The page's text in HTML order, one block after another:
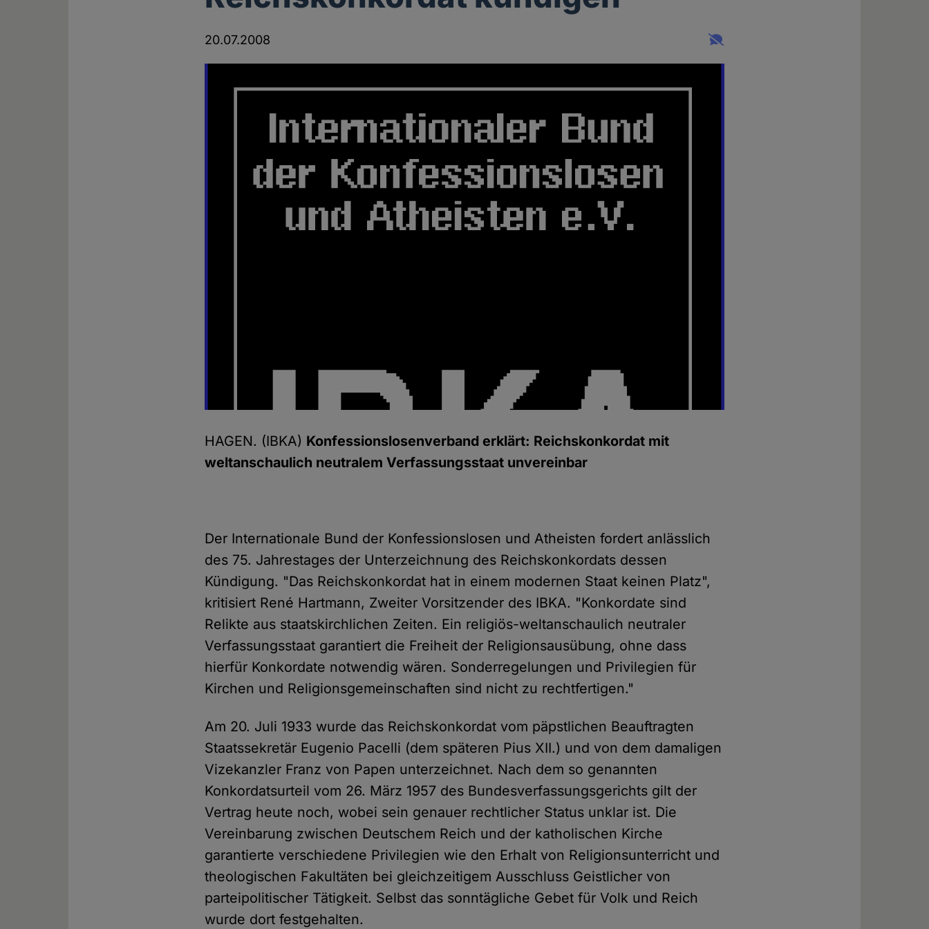
20.07.2008
HAGEN. (IBKA) Konfessionslosenverband erklärt: Reichskonkordat mit
weltanschaulich neutralem Verfassungsstaat unvereinbar
Der Internationale Bund der Konfessionslosen und Atheisten fordert anlässlich
des 75. Jahrestages der Unterzeichnung des Reichskonkordats dessen
Kündigung. "Das Reichskonkordat hat in einem modernen Staat keinen Platz",
kritisiert René Hartmann, Zweiter Vorsitzender des IBKA. "Konkordate sind
Relikte aus staatskirchlichen Zeiten. Ein religiös-weltanschaulich neutraler
Verfassungsstaat garantiert die Freiheit der Religionsausübung, ohne dass
hierfür Konkordate notwendig wären. Sonderregelungen und Privilegien für
Kirchen und Religionsgemeinschaften sind nicht zu rechtfertigen."
Am 20. Juli 1933 wurde das Reichskonkordat vom päpstlichen Beauftragten
Staatssekretär Eugenio Pacelli (dem späteren Pius XII.) und von dem damaligen
Vizekanzler Franz von Papen unterzeichnet. Nach dem so genannten
Konkordatsurteil vom 26. März 1957 des Bundesverfassungsgerichts gilt der
Vertrag heute noch, wobei sein genauer rechtlicher Status unklar ist. Die
Vereinbarung zwischen Deutschem Reich und der katholischen Kirche
garantierte verschiedene Privilegien wie den Erhalt von Religionsunterricht und
theologischen Fakultäten bei gleichzeitigem Ausschluss Geistlicher von
parteipolitischer Tätigkeit. Selbst das sonntägliche Gebet für Volk und Reich
wurde dort festgehalten.